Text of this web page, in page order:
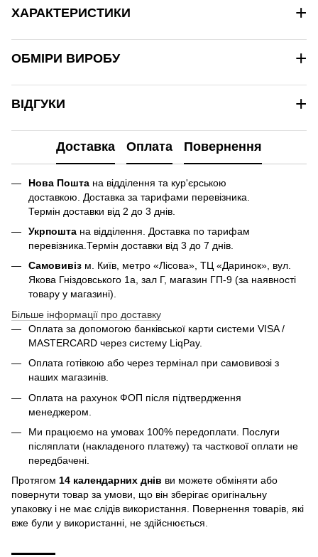
ХАРАКТЕРИСТИКИ +
ОБМІРИ ВИРОБУ +
ВІДГУКИ +
Доставка Оплата Повернення
Нова Пошта на відділення та кур'єрською
доставкою. Доставка за тарифами перевізника.
Термін доставки від 2 до 3 днів.
Укрпошта на відділення. Доставка по тарифам
перевізника.Термін доставки від 3 до 7 днів.
Самовивіз м. Київ, метро «Лісова», ТЦ «Даринок», вул.
Якова Гніздовського 1а, зал Г, магазин ГП-9 (за наявності
товару у магазині).
Більше інформації про доставку
Оплата за допомогою банківської карти системи VISA /
MASTERCARD через систему LiqPay.
Оплата готівкою або через термінал при самовивозі з
наших магазинів.
Оплата на рахунок ФОП після підтвердження
менеджером.
Ми працюємо на умовах 100% передоплати. Послуги
післяплати (накладеного платежу) та часткової оплати не
передбачені.
Протягом 14 календарних днів ви можете обміняти або
повернути товар за умови, що він зберігає оригінальну
упаковку і не має слідів використання. Повернення товарів, які
вже були у використанні, не здійснюється.